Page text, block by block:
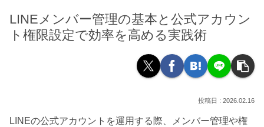
LINEメンバー管理の基本と公式アカウン
ト権限設定で効率を高める実践術
2026.02.16
LINEの公式アカウントを運用する際、メンバー管理や権